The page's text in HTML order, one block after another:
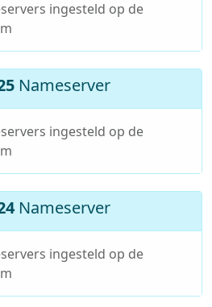
ingesteld op de
Nameserver
ingesteld op de
Nameserver
ingesteld op de